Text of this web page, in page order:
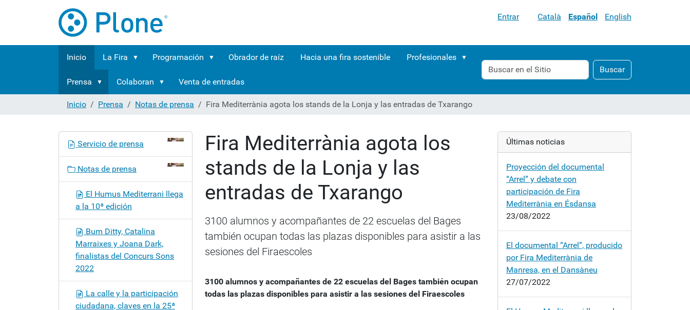
Entrar Català Español English
Inicio La Fira Programación Obrador de raíz Hacia una fira sostenible Profesionales
Prensa Colaboran Venta de entradas
Buscar Buscar
Búsqueda
Avanzada…
Inicio Prensa Notas de prensa Fira Mediterrània agota los stands de la Lonja y las entradas de Txarango
Fira Mediterrània agota los
stands de la Lonja y las
entradas de Txarango
3100 alumnos y acompañantes de 22 escuelas del Bages
también ocupan todas las plazas disponibles para asistir a las
sesiones del Firaescoles
3100 alumnos y acompañantes de 22 escuelas del Bages también ocupan
todas las plazas disponibles para asistir a las sesiones del Firaescoles
Servicio de prensa
Notas de prensa
El Humus Mediterrani llega
a la 10ª edición
Bum Ditty, Catalina
Marraixes y Joana Dark,
finalistas del Concurs Sons
2022
La calle y la participación
ciudadana, claves en la 25ª
Últimas noticias
Proyección del documental
“Arrel” y debate con
participación de Fira
Mediterrània en Ésdansa
23/08/2022
El documental “Arrel”, producido
por Fira Mediterrània de
Manresa, en el Dansàneu
27/07/2022